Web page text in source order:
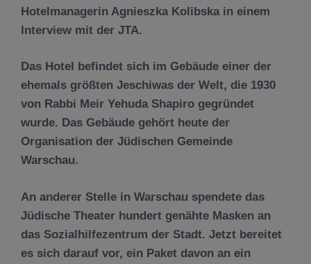
Hotelmanagerin Agnieszka Kolibska in einem
Interview mit der JTA.
Das Hotel befindet sich im Gebäude einer der
ehemals größten Jeschiwas der Welt, die 1930
von Rabbi Meir Yehuda Shapiro gegründet
wurde. Das Gebäude gehört heute der
Organisation der Jüdischen Gemeinde
Warschau.
An anderer Stelle in Warschau spendete das
Jüdische Theater hundert genähte Masken an
das Sozialhilfezentrum der Stadt. Jetzt bereitet
es sich darauf vor, ein Paket davon an ein